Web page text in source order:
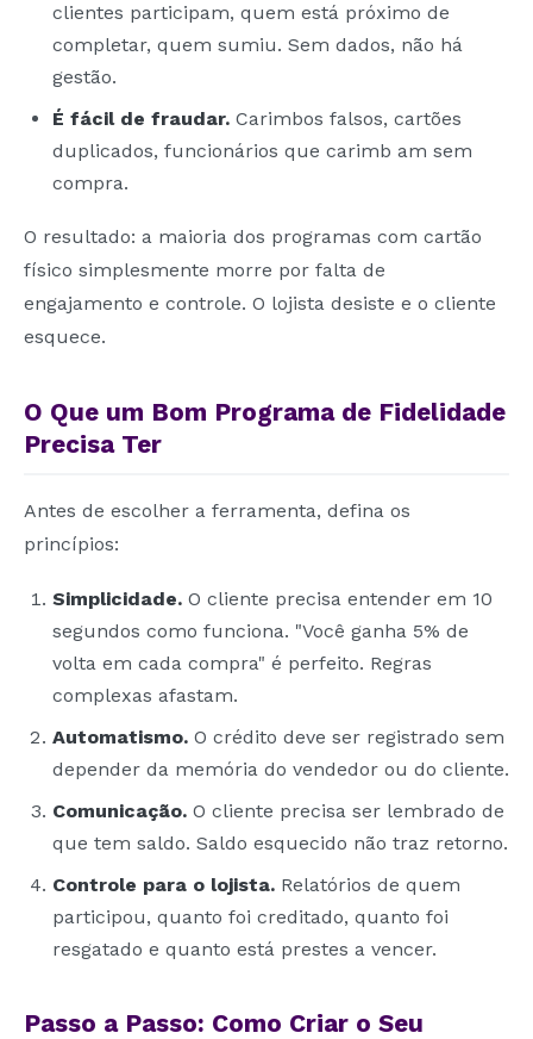
clientes participam, quem está próximo de
completar, quem sumiu. Sem dados, não há
gestão.
É fácil de fraudar. Carimbos falsos, cartões
duplicados, funcionários que carimb am sem
compra.
O resultado: a maioria dos programas com cartão
físico simplesmente morre por falta de
engajamento e controle. O lojista desiste e o cliente
esquece.
O Que um Bom Programa de Fidelidade
Precisa Ter
Antes de escolher a ferramenta, defina os
princípios:
Simplicidade. O cliente precisa entender em 10
segundos como funciona. "Você ganha 5% de
volta em cada compra" é perfeito. Regras
complexas afastam.
Automatismo. O crédito deve ser registrado sem
depender da memória do vendedor ou do cliente.
Comunicação. O cliente precisa ser lembrado de
que tem saldo. Saldo esquecido não traz retorno.
Controle para o lojista. Relatórios de quem
participou, quanto foi creditado, quanto foi
resgatado e quanto está prestes a vencer.
Passo a Passo: Como Criar o Seu